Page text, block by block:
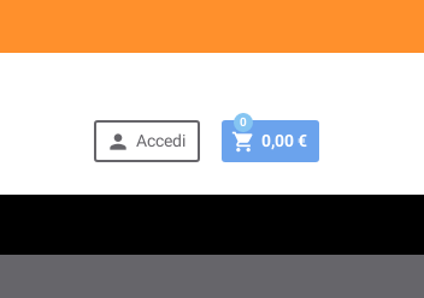
 Accedi  0,00 €
0